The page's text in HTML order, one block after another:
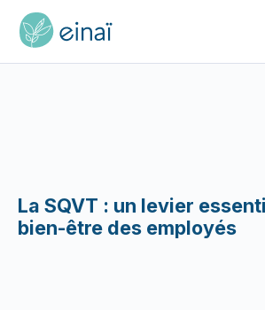
La SQVT : un levier
bien-être des employés